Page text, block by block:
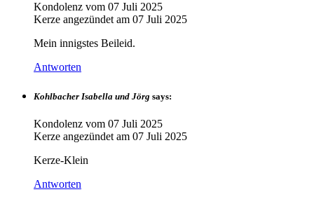
Kondolenz vom 07 Juli 2025
Kerze angezündet am 07 Juli 2025
Mein innigstes Beileid.
Antworten
Kohlbacher Isabella und Jörg says:
Kondolenz vom 07 Juli 2025
Kerze angezündet am 07 Juli 2025
Kerze-Klein
Antworten